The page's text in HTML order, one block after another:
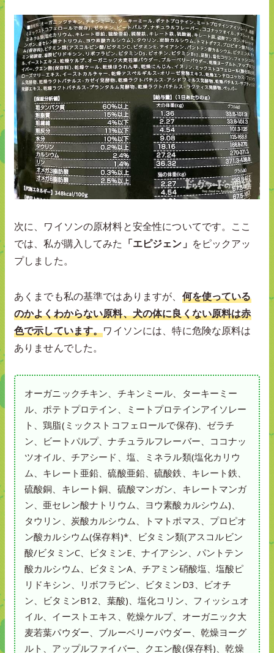
次に、ワイソンの原材料と安全性についてです。ここ
では、私が購入してみた 「エピジェン」 をピックアッ
プしました。
あくまでも私の基準ではありますが、 何を使っている
のかよくわからない原料、犬の体に良くない原料は赤
色で示しています。ワイソンには、特に危険な原料は
ありませんでした。
オーガニックチキン、チキンミール、ターキーミー
ル、ポテトプロテイン、ミートプロテインアイソレー
ト、鶏脂(ミックストコフェロールで保存)、ゼラチ
ン、ビートパルプ、ナチュラルフレーバー、ココナッ
ツオイル、チアシード、塩、ミネラル類(塩化カリウ
ム、キレート亜鉛、硫酸亜鉛、硫酸鉄、キレート鉄、
硫酸銅、キレート銅、硫酸マンガン、キレートマンガ
ン、亜セレン酸ナトリウム、ヨウ素酸カルシウム)、
タウリン、炭酸カルシウム、トマトポマス、プロピオ
ン酸カルシウム(保存料)*、ビタミン類(アスコルビン
酸/ビタミンC、ビタミンE、ナイアシン、パントテン
酸カルシウム、ビタミンA、チアミン硝酸塩、塩酸ピ
リドキシン、リボフラビン、ビタミンD3、ビオチ
ン、ビタミンB12、葉酸)、塩化コリン、フィッシュオ
イル、イーストエキス、乾燥ケルプ、オーガニック大
麦若葉パウダー、ブルーベリーパウダー、乾燥ヨーグ
ルト、アップルファイバー、クエン酸(保存料)、乾燥